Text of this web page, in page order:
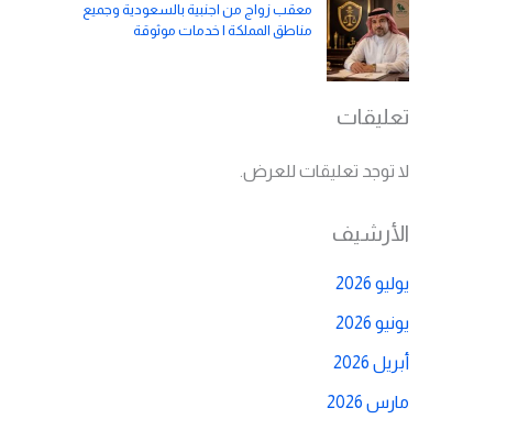
معقب زواج من اجنبية بالسعودية وجميع
مناطق المملكة | خدمات موثوقة
تعليقات
لا توجد تعليقات للعرض.
الأرشيف
يوليو 2026
يونيو 2026
أبريل 2026
مارس 2026